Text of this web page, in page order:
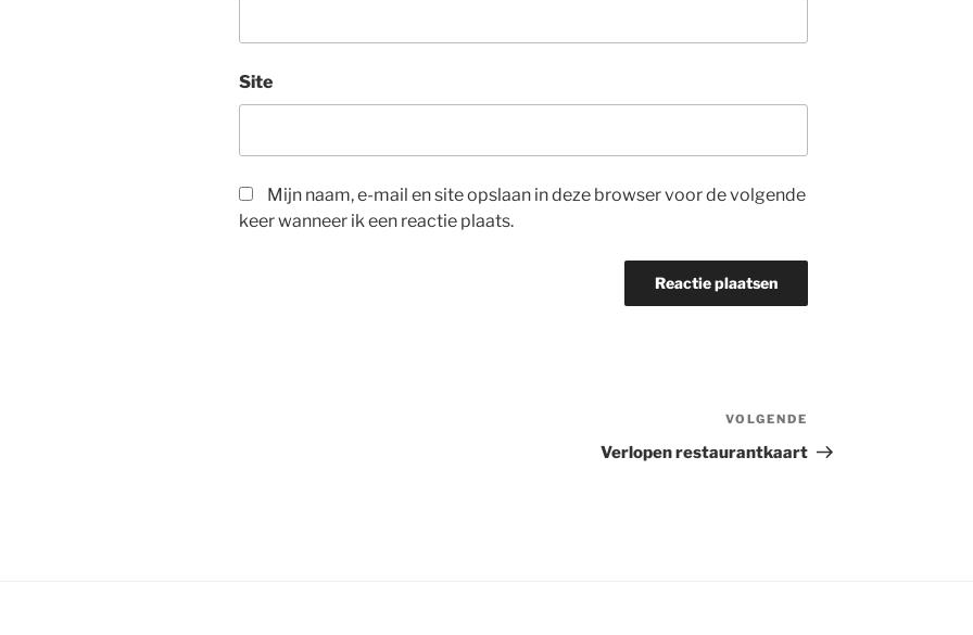
Site
Mijn naam, e-mail en site opslaan in deze browser voor de volgende
keer wanneer ik een reactie plaats.
bericht
VOLGENDE
Verlopen restaurantkaart